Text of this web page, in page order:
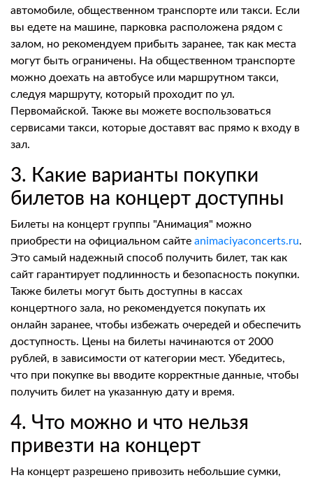
автомобиле, общественном транспорте или такси. Если
вы едете на машине, парковка расположена рядом с
залом, но рекомендуем прибыть заранее, так как места
могут быть ограничены. На общественном транспорте
можно доехать на автобусе или маршрутном такси,
следуя маршруту, который проходит по ул.
Первомайской. Также вы можете воспользоваться
сервисами такси, которые доставят вас прямо к входу в
зал.
3. Какие варианты покупки
билетов на концерт доступны
Билеты на концерт группы "Анимация" можно
приобрести на официальном сайте animaciyaconcerts.ru.
Это самый надежный способ получить билет, так как
сайт гарантирует подлинность и безопасность покупки.
Также билеты могут быть доступны в кассах
концертного зала, но рекомендуется покупать их
онлайн заранее, чтобы избежать очередей и обеспечить
доступность. Цены на билеты начинаются от 2000
рублей, в зависимости от категории мест. Убедитесь,
что при покупке вы вводите корректные данные, чтобы
получить билет на указанную дату и время.
4. Что можно и что нельзя
привезти на концерт
На концерт разрешено привозить небольшие сумки,